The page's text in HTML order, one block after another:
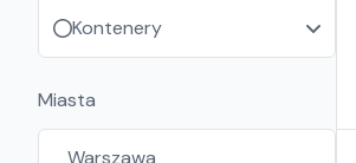
Kontenery
Miasta
Warszawa